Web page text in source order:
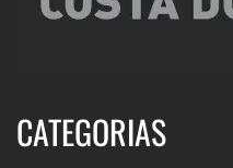
CATEGORIAS